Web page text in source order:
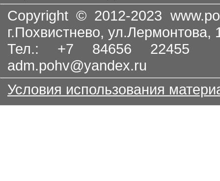
Copyright © 2012-2023
г.Похвистнево, ул.Лермонтова,
Тел.: +7 84656
adm.pohv@yandex.ru
Условия использования